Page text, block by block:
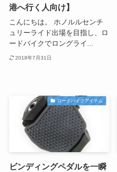
港へ行く人向け】
こんにちは。 ホノルルセンチ
ュリーライド出場を目指し、ロ
ードバイクでロングライ...
2018年7月31日
ロードバイクアイテム
ビンディングペダルを一瞬